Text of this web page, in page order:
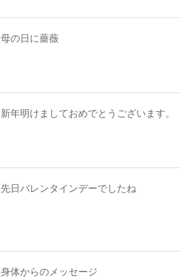
母の日に薔薇
新年明けましておめでとうございます。
先日バレンタインデーでしたね
身体からのメッセージ